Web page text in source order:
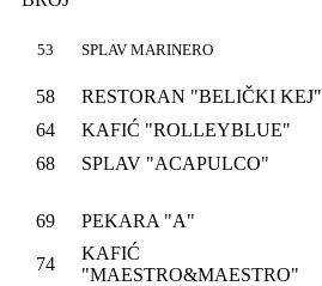
53 SPLAV MARINERO
58
RESTORAN "BELIČKI KEJ"
64
KAFIĆ "ROLLEYBLUE"
68
SPLAV "ACAPULCO"
69
PEKARA "A"
74
KAFIĆ
"MAESTRO&MAESTRO"